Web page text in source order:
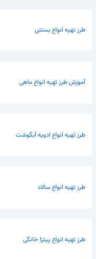
طرز تهیه انواع بستنی
آموزش طرز تهیه انواع ماهی
طرز تهیه انواع ادویه آبگوشت
طرز تهیه انواع سالاد
طرز تهیه انواع پیتزا خانگی